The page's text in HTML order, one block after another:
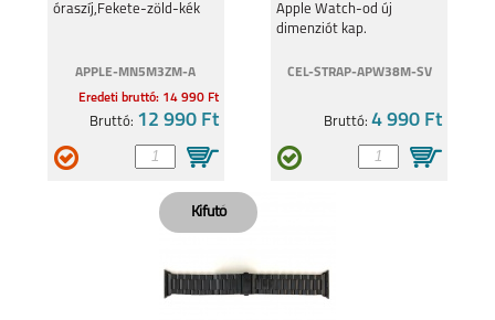
SAMSUNG GALAXY
WATCH 6 44 MM/ 6
CLASSIC 43MM
GARMIN FENIX 7S
óraszíj,Fekete-zöld-kék
APPLE-MN5M3ZM-A
Eredeti bruttó: 14 990 Ft
Bruttó: 12 990 Ft
Apple Watch-od új
dimenziót kap.
CEL-STRAP-APW38M-SV
Bruttó:4 990 Ft